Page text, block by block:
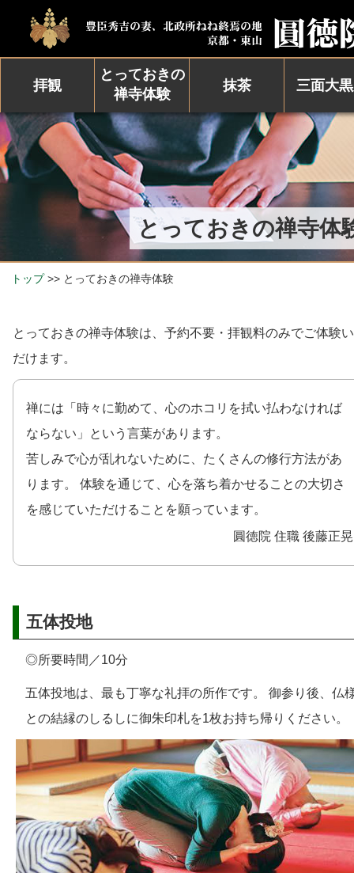
拝観
とっておきの
禅寺体験
抹茶 三面大
とっておきの禅寺体
トップ>> とっておきの禅寺体験
とっておきの禅寺体験は、予約不要・拝観料のみでご体験
だけます。
禅には「時々に勤めて、心のホコリを拭い払わなければ
ならない」という言葉があります。
苦しみで心が乱れないために、たくさんの修行方法があ
ります。 体験を通じて、心を落ち着かせることの大切さ
を感じていただけることを願っています。
圓徳院 住職 後藤正晃
五体投地
◎所要時間／10分
五体投地は、最も丁寧な礼拝の所作です。 御参り後、仏
との結縁のしるしに御朱印札を1枚お持ち帰りください。